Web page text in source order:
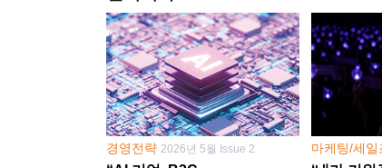
경영전략 2026년 5월 Issue 2 마케팅/세